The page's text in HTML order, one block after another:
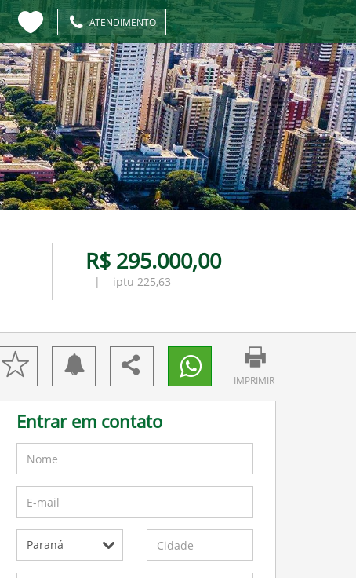
ATENDIMENTO
R$ 295.000,00
| iptu 225,63
IMPRIMIR
Entrar em contato